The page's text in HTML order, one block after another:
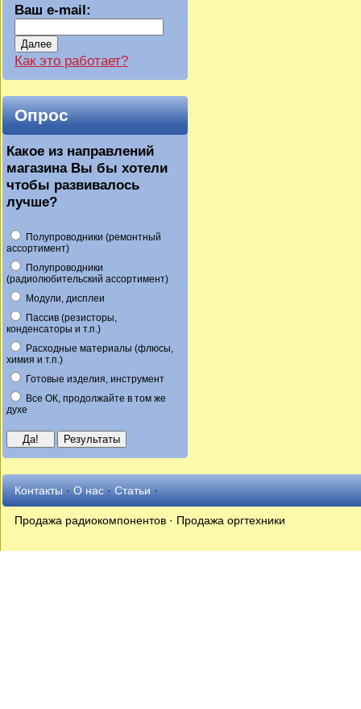
Ваш e-mail:
Далее
Как это работает?
Опрос
Какое из направлений
магазина Вы бы хотели
чтобы развивалось
лучше?
Полупроводники (ремонтный
ассортимент)
Полупроводники
(радиолюбительский ассортимент)
Модули, дисплеи
Пассив (резисторы,
конденсаторы и т.п.)
Расходные материалы (флюсы,
химия и т.п.)
Готовые изделия, инструмент
Все ОК, продолжайте в том же
духе
Контакты·О нас·Статьи·
Продажа радиокомпонентов · Продажа оргтехники